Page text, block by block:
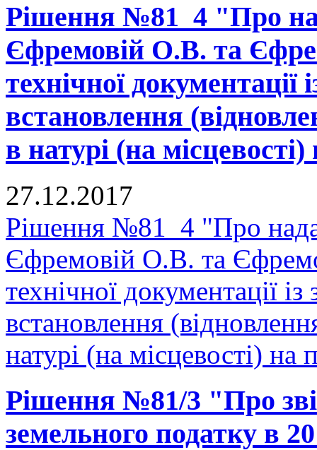
Рішення №81_4 "Про
Єфремовій О.В. та
технічної
встановлення
в натурі (на
27.12.2017
Рішення №81_4 "Про
Єфремовій О.В. та
технічної документації
встановлення
натурі (на місцевості) на
Рішення №81/3 "Про
земельного податку в